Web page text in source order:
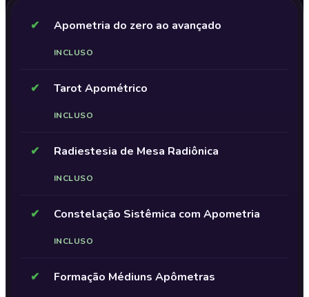
✔ Apometria do zero ao avançado
INCLUSO
✔ Tarot Apométrico
INCLUSO
✔ Radiestesia de Mesa Radiônica
INCLUSO
✔ Constelação Sistêmica com Apometria
INCLUSO
✔ Formação Médiuns Apômetras